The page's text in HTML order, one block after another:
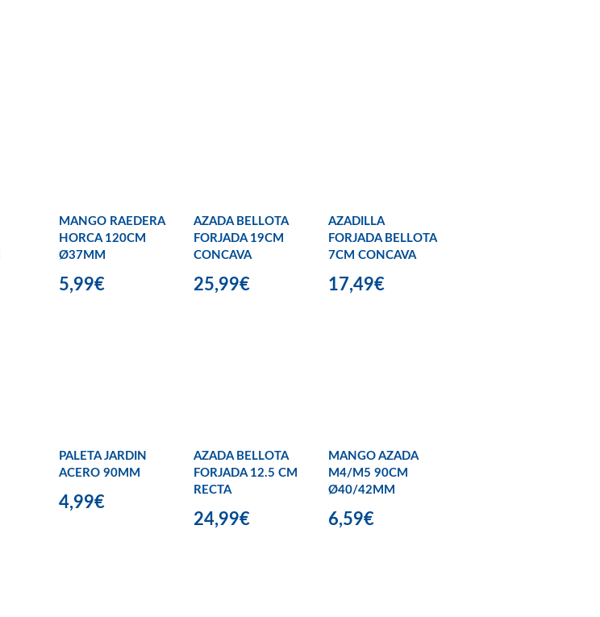
MANGO RAEDERA
HORCA 120CM
Ø37MM
5,99€
AZADA BELLOTA
FORJADA 19CM
CONCAVA
25,99€
AZADILLA
FORJADA BELLOTA
7CM CONCAVA
17,49€
PALETA JARDIN
ACERO 90MM
4,99€
AZADA BELLOTA
FORJADA 12.5 CM
RECTA
24,99€
MANGO AZADA
M4/M5 90CM
Ø40/42MM
6,59€